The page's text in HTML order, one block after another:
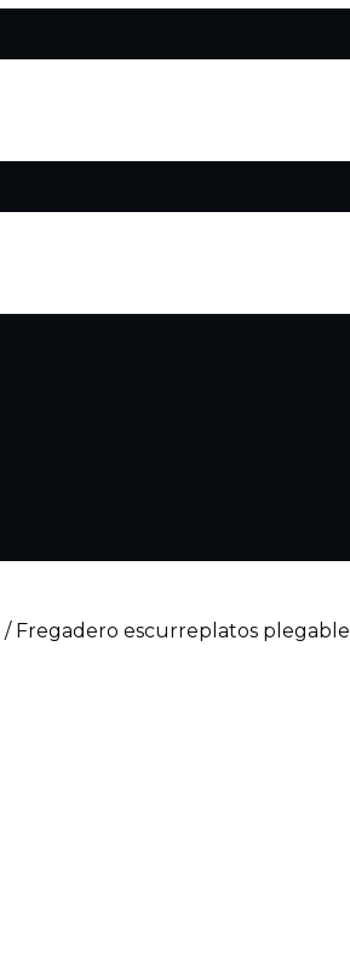
/ Fregadero escurreplatos plegable